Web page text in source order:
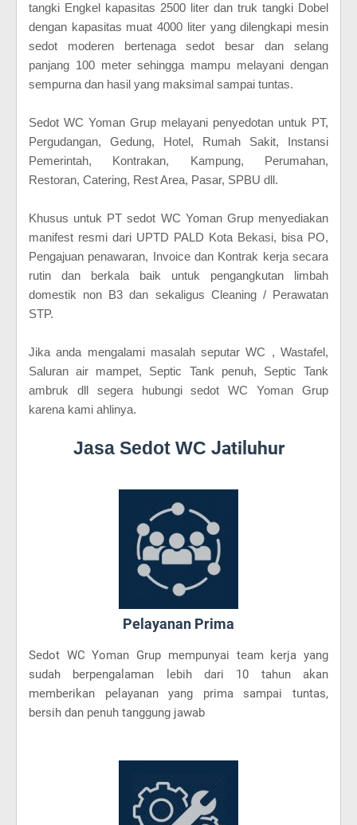
tangki Engkel kapasitas 2500 liter dan truk tangki Dobel
dengan kapasitas muat 4000 liter yang dilengkapi mesin
sedot moderen bertenaga sedot besar dan selang
panjang 100 meter sehingga mampu melayani dengan
sempurna dan hasil yang maksimal sampai tuntas.
Sedot WC Yoman Grup melayani penyedotan untuk PT,
Pergudangan, Gedung, Hotel, Rumah Sakit, Instansi
Pemerintah, Kontrakan, Kampung, Perumahan,
Restoran, Catering, Rest Area, Pasar, SPBU dll.
Khusus untuk PT sedot WC Yoman Grup menyediakan
manifest resmi dari UPTD PALD Kota Bekasi, bisa PO,
Pengajuan penawaran, Invoice dan Kontrak kerja secara
rutin dan berkala baik untuk pengangkutan limbah
domestik non B3 dan sekaligus Cleaning / Perawatan
STP.
Jika anda mengalami masalah seputar WC , Wastafel,
Saluran air mampet, Septic Tank penuh, Septic Tank
ambruk dll segera hubungi sedot WC Yoman Grup
karena kami ahlinya.
Jasa Sedot WC Jatiluhur
Pelayanan Prima
Sedot WC Yoman Grup mempunyai team kerja yang
sudah berpengalaman lebih dari 10 tahun akan
memberikan pelayanan yang prima sampai tuntas,
bersih dan penuh tanggung jawab